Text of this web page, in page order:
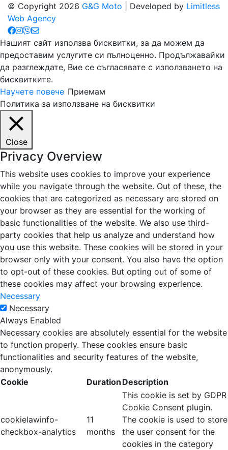
© Copyright 2026 G&G Moto | Developed by Limitless
Web Agency
Нашият сайт използва бисквитки, за да можем да
предоставим услугите си пълноценно. Продължавайки
да разглеждате, Вие се съгласявате с използването на
бисквитките.
Научете повече Приемам
Политика за използване на бисквитки
Close
Privacy Overview
This website uses cookies to improve your experience
while you navigate through the website. Out of these, the
cookies that are categorized as necessary are stored on
your browser as they are essential for the working of
basic functionalities of the website. We also use third-
party cookies that help us analyze and understand how
you use this website. These cookies will be stored in your
browser only with your consent. You also have the option
to opt-out of these cookies. But opting out of some of
these cookies may affect your browsing experience.
Necessary
Necessary
Always Enabled
Necessary cookies are absolutely essential for the website
to function properly. These cookies ensure basic
functionalities and security features of the website,
anonymously.
Cookie
Duration Description
cookielawinfo-
checkbox-analytics
11
months
This cookie is set by GDPR
Cookie Consent plugin.
The cookie is used to store
the user consent for the
cookies in the category